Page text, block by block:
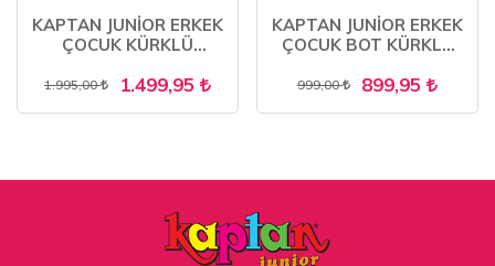
KAPTAN JUNİOR ERKEK
ÇOCUK KÜRKLÜ
OUTDOOR
1.995,00 1.499,95
KAPTAN JUNİOR ERKEK
ÇOCUK BOT KÜRKLÜ
999,00 899,95